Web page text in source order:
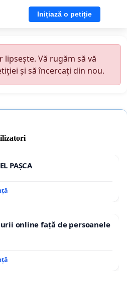
Inițiază o petiție
Vă rugăm să vă
și să încercați din nou.
PAȘCA
online față de persoanele